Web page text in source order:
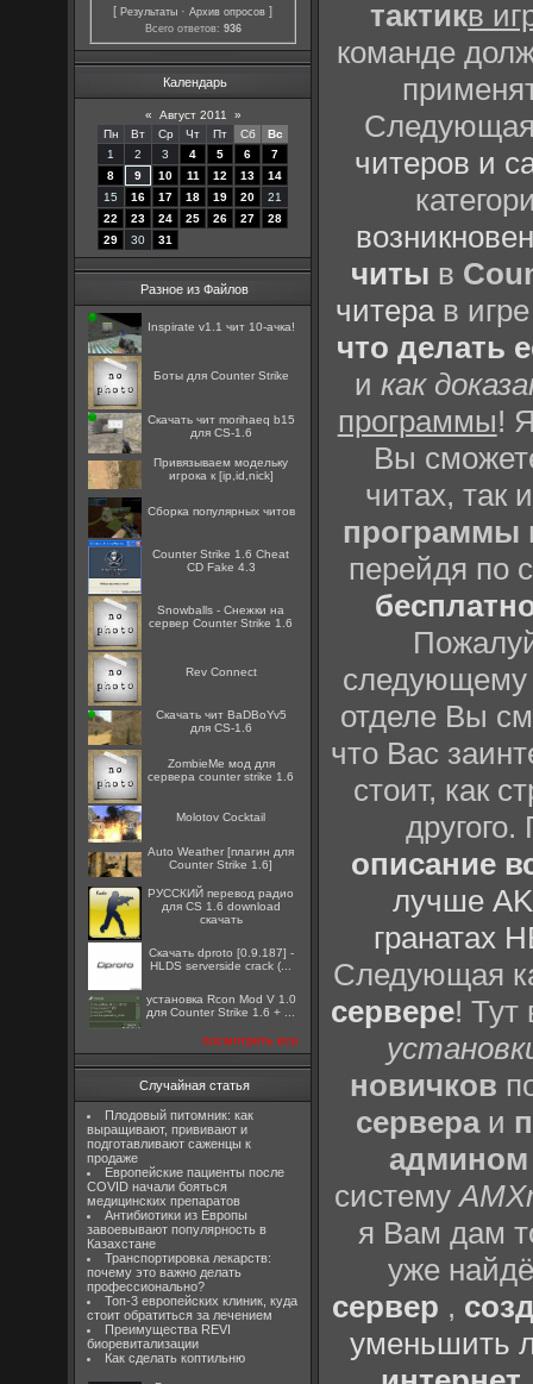
[Результаты ·Архив опросов ]
Всего ответов: 936
Календарь
« Август 2011
»
Пн
Вт Ср Чт Пт Сб
Вс
1
2 3 4 5 6
7
8
9 10 11 12 13
14
15
16 17 18 19 20
21
22
23 24 25 26 27
28
29
30 31
Разное из Файлов
Inspirate v1.1 чит 10-ачка!
Боты для Counter Strike
Скачать чит morihaeq b15
для CS-1.6
Привязываем модельку
игрока к [ip,id,nick]
Сборка популярных читов
Counter Strike 1.6 Cheat
CD Fake 4.3
Snowballs - Снежки на
сервер Counter Strike 1.6
Rev Connect
Скачать чит BaDBoYv5
для CS-1.6
ZombieMe мод для
сервера counter strike 1.6
Molotov Cocktail
Auto Weather [плагин для
Counter Strike 1.6]
РУССКИЙ перевод радио
для CS 1.6 download
скачать
Скачать dproto [0.9.187] -
HLDS serverside crack (...
установка Rcon Mod V 1.0
для Counter Strike 1.6 + ...
посмотреть все
Случайная статья
Плодовый питомник: как
выращивают, прививают и
подготавливают саженцы к
продаже
Европейские пациенты после
COVID начали бояться
медицинских препаратов
Антибиотики из Европы
завоевывают популярность в
Казахстане
Транспортировка лекарств:
почему это важно делать
профессионально?
Топ-3 европейских клиник, куда
стоит обратиться за лечением
Преимущества REVI
биоревитализации
Как сделать коптильню
тактикв
команде
Следующая
читеров и
читы в
читерав
что делать
икак
программы!
Вы
читах, так
программы
перейдя по
отделе Вы
что Вас
стоит, как
описание
лучше
гранатах
Следующая
сервере! Тут
новичков
сервераи
админом
систему
я Вам дам
уже
сервер ,
уменьшить